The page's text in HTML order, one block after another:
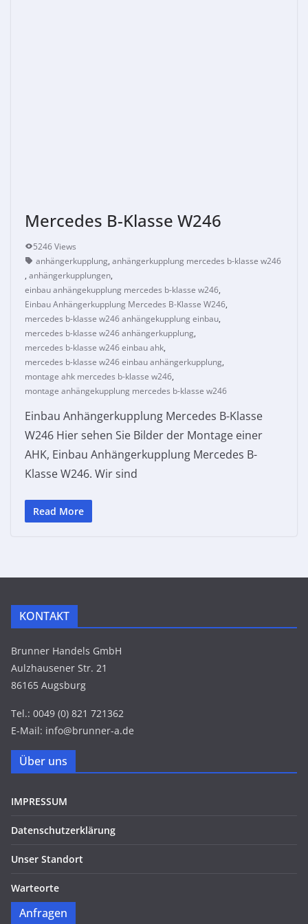
Mercedes B-Klasse W246
5246 Views
anhängerkupplung, anhängerkupplung mercedes b-klasse w246
, anhängerkupplungen,
einbau anhängekupplung mercedes b-klasse w246,
Einbau Anhängerkupplung Mercedes B-Klasse W246,
mercedes b-klasse w246 anhängekupplung einbau,
mercedes b-klasse w246 anhängerkupplung,
mercedes b-klasse w246 einbau ahk,
mercedes b-klasse w246 einbau anhängerkupplung,
montage ahk mercedes b-klasse w246,
montage anhängekupplung mercedes b-klasse w246
Einbau Anhängerkupplung Mercedes B-Klasse
W246 Hier sehen Sie Bilder der Montage einer
AHK, Einbau Anhängerkupplung Mercedes B-
Klasse W246. Wir sind
Read More
KONTAKT
Brunner Handels GmbH
Aulzhausener Str. 21
86165 Augsburg
Tel.: 0049 (0) 821 721362
E-Mail: info@brunner-a.de
Über uns
IMPRESSUM
Datenschutzerklärung
Unser Standort
Warteorte
Anfragen